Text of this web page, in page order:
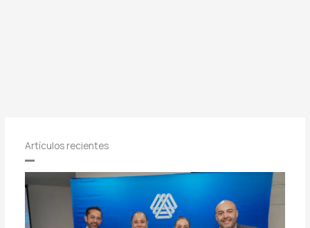
Artículos recientes